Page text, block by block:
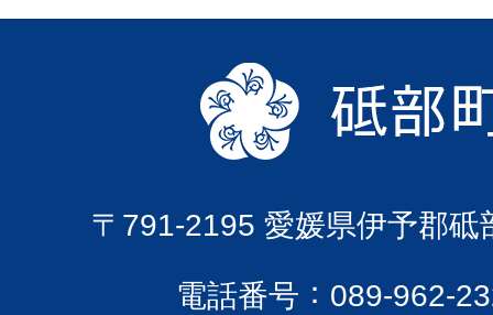
〒791-2195 愛媛県伊予郡砥
電話番号
089-962-